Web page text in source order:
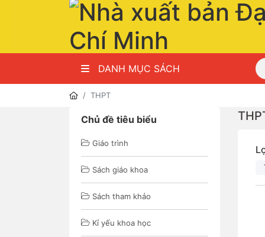
DANH MỤC SÁCH
THPT
Chủ đề tiêu biểu
Giáo trình
Sách giáo khoa
Sách tham khảo
Kỉ yếu khoa học